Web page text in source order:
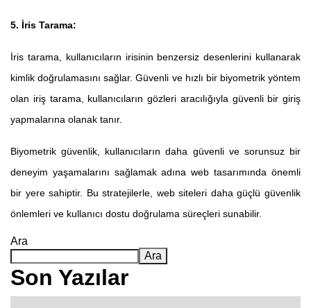
5. İris Tarama:
İris tarama, kullanıcıların irisinin benzersiz desenlerini kullanarak
kimlik doğrulamasını sağlar. Güvenli ve hızlı bir biyometrik yöntem
olan iriş tarama, kullanıcıların gözleri aracılığıyla güvenli bir giriş
yapmalarına olanak tanır.
Biyometrik güvenlik, kullanıcıların daha güvenli ve sorunsuz bir
deneyim yaşamalarını sağlamak adına web tasarımında önemli
bir yere sahiptir. Bu stratejilerle, web siteleri daha güçlü güvenlik
önlemleri ve kullanıcı dostu doğrulama süreçleri sunabilir.
Ara
Ara
Son Yazılar